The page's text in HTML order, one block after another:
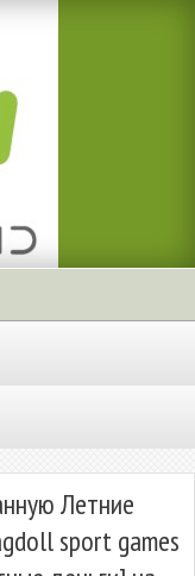
Летние
sport games